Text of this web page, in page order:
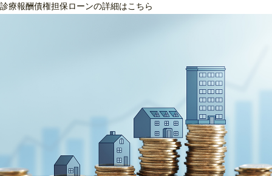
診療報酬債権担保ローンの詳細はこちら